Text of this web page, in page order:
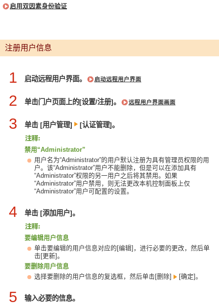
启用双因素身份验证
注册用户信息
1 启动远程用户界面。 启动远程用户界面
2 单击门户页面上的[设置/注册]。 远程用户界面画面
3 单击 [用户管理] [认证管理]。
禁用“Administrator”
用户名为“Administrator”的用户默认注册为具有管理员权限的用
户。该“Administrator”用户不能删除，但是可以在添加具有
“Administrator”权限的另一用户之后将其禁用。如果
“Administrator”用户禁用，则无法更改本机控制面板上仅
“Administrator”用户可配置的设置。
4 单击 [添加用户]。
要编辑用户信息
单击要编辑的用户信息对应的[编辑]，进行必要的更改，然后单
击[更新]。
要删除用户信息
选择要删除的用户信息的复选框，然后单击[删除]
[确定]。
5 输入必要的信息。